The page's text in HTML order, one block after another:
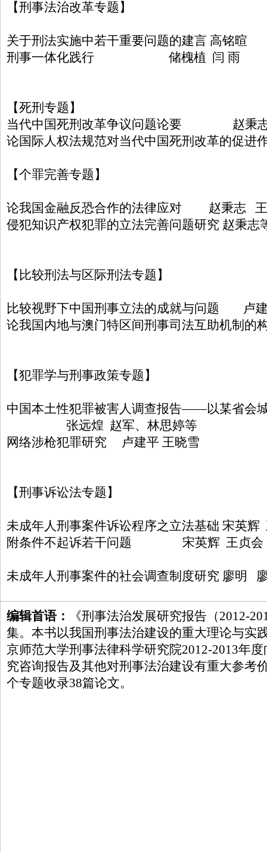
【刑事法治改革专题】
关于刑法实施中若干重要问题的建言 高铭暄
刑事一体化践行 储槐植 闫 雨
【死刑专题】
当代中国死刑改革争议问题论要 赵秉
论国际人权法规范对当代中国死刑改革的促进
【个罪完善专题】
论我国金融反恐合作的法律应对 赵秉志
侵犯知识产权犯罪的立法完善问题研究 赵秉志
【比较刑法与区际刑法专题】
比较视野下中国刑事立法的成就与问题 卢
论我国内地与澳门特区间刑事司法互助机制的
【犯罪学与刑事政策专题】
中国本土性犯罪被害人调查报告——以某省会
张远煌 赵军、林思婷等
网络涉枪犯罪研究 卢建平 王晓雪
【刑事诉讼法专题】
未成年人刑事案件诉讼程序之立法基础 宋英辉
附条件不起诉若干问题 宋英辉 王贞会
未成年人刑事案件的社会调查制度研究 廖明
编辑首语：
《刑事法治发展研究报告（2012-
集。本书以我国刑事法治建设的重大理论与实
京师范大学刑事法律科学研究院2012-2013年
究咨询报告及其他对刑事法治建设有重大参考
个专题收录38篇论文。